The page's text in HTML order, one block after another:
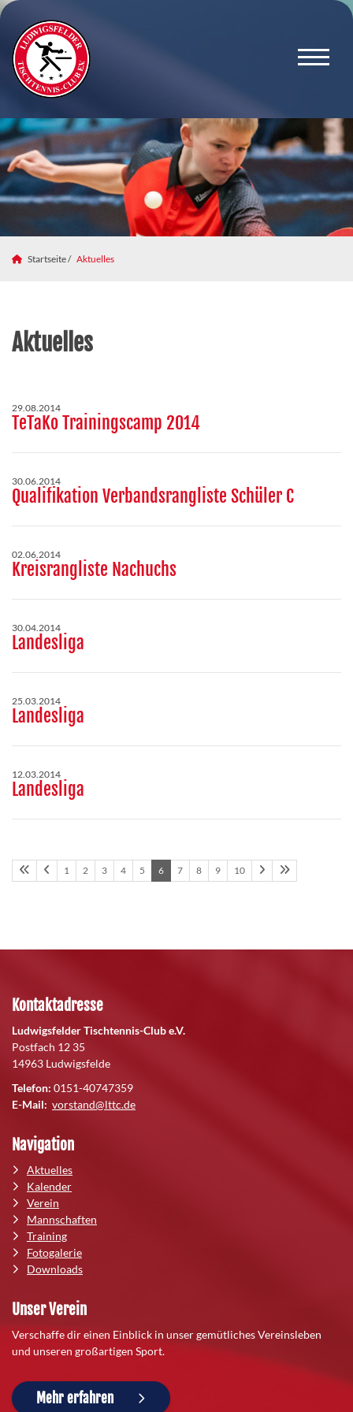
Startseite / Aktuelles
Aktuelles
29.08.2014
TeTaKo Trainingscamp 2014
30.06.2014
Qualifikation Verbandsrangliste Schüler C
02.06.2014
Kreisrangliste Nachuchs
30.04.2014
Landesliga
25.03.2014
Landesliga
12.03.2014
Landesliga
1 2 3 4 5 6 7 8 9 10
Kontaktadresse
Ludwigsfelder Tischtennis-Club e.V.
Postfach 12 35
14963 Ludwigsfelde
Telefon: 0151-40747359
E-Mail: vorstand@lttc.de
Navigation
Aktuelles
Kalender
Verein
Mannschaften
Training
Fotogalerie
Downloads
Unser Verein
Verschaffe dir einen Einblick in unser gemütliches Vereinsleben
und unseren großartigen Sport.
Mehr erfahren